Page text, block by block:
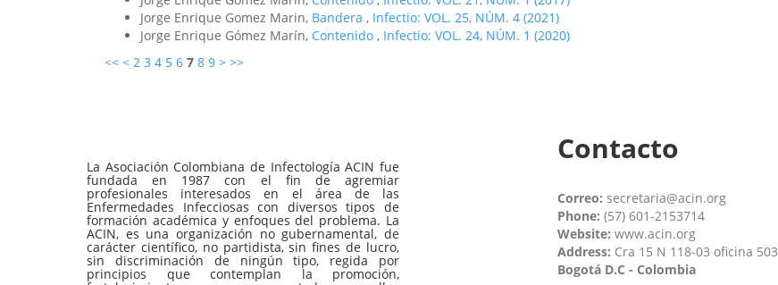
Jorge Enrique Gomez Marin, Bandera , Infectio: VOL. 25, NÚM. 4 (2021)
Jorge Enrique Gómez Marín, Contenido , Infectio: VOL. 24, NÚM. 1 (2020)
<< < 2 3 4 5 6 7 8 9 > >>
La Asociación Colombiana de Infectología ACIN fue
fundada en 1987 con el fin de agremiar
profesionales interesados en el área de las
Enfermedades Infecciosas con diversos tipos de
formación académica y enfoques del problema. La
ACIN, es una organización no gubernamental, de
carácter científico, no partidista, sin fines de lucro,
sin discriminación de ningún tipo, regida por
principios que contemplan la promoción,
Contacto
Correo: secretaria@acin.org
Phone: (57) 601-2153714
Website: www.acin.org
Address: Cra 15 N 118-03 oficina 503
Bogotá D.C - Colombia